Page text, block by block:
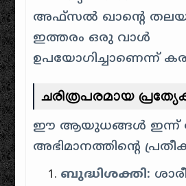
അഫ്സൽ ഖാൻ്റെ
ഇത്തരം ഒരു വാൾ
ഉപയോഗിച്ചാണെന്ന്
ചരിത്രപരമായ
ഈ ആയുധങ്ങൾ ഇന്ന്
അഭിമാനത്തിന്റെ
ബുദ്ധിശക്തി: